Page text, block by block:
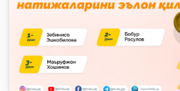
OAVda loyihalar
O'quv kurslari
O‘quv materiallari